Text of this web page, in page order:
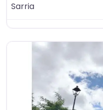
Sarria